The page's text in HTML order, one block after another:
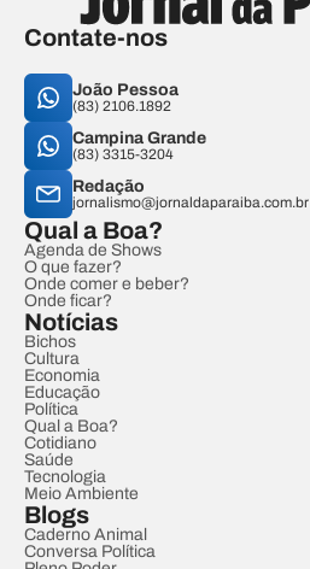
Contate-nos
João Pessoa
(83) 2106.1892
Campina Grande
(83) 3315-3204
Redação
jornalismo@jornaldaparaiba.com.br
Qual a Boa?
Agenda de Shows
O que fazer?
Onde comer e beber?
Onde ficar?
Notícias
Bichos
Cultura
Economia
Educação
Política
Qual a Boa?
Cotidiano
Saúde
Tecnologia
Meio Ambiente
Blogs
Caderno Animal
Conversa Política